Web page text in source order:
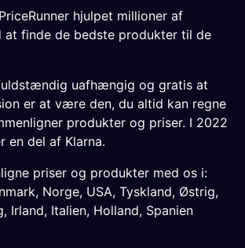
hjulpet millioner af
at finde de bedste produkter til de
uafhængig og gratis at
er at være den, du altid kan regne
produkter og priser. I 2022
en del af Klarna.
priser og produkter med os i:
, Norge, USA, Tyskland, Østrig,
, Irland, Italien, Holland, Spanien